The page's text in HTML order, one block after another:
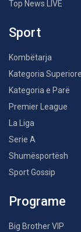
Top News LIVE
Sport
Kombëtarja
Kategoria Superiore
Kategoria e Parë
Premier League
La Liga
Serie A
Shumësportësh
Sport Gossip
Programe
Big Brother VIP